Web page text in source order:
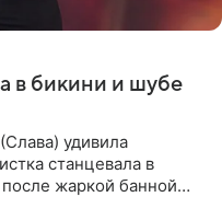
в бикини и шубе
удивила
станцевала в
жаркой банной